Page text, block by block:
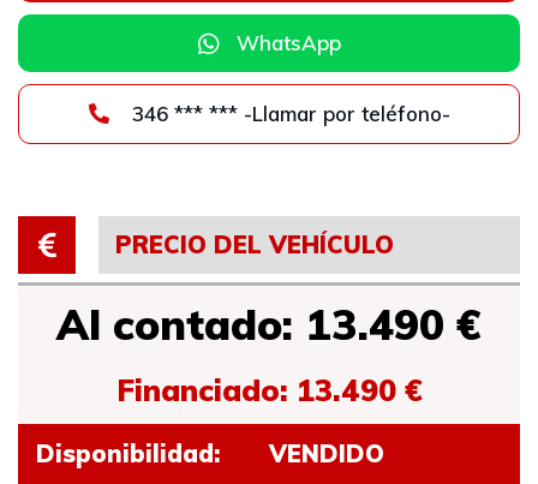
WhatsApp
346 *** *** -Llamar por teléfono-
PRECIO DEL VEHÍCULO
Al contado: 13.490 €
Financiado: 13.490 €
Disponibilidad: VENDIDO